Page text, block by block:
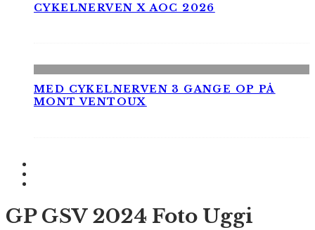
CYKELNERVEN X AOC 2026
MED CYKELNERVEN 3 GANGE OP PÅ
MONT VENTOUX
GP GSV 2024 Foto Uggi